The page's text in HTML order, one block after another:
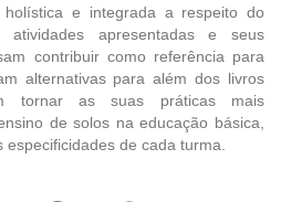
holística e integrada a respeito do
apresentadas e seus
contribuir como referência para
alternativas para além dos livros
tornar as suas práticas mais
de solos na educação básica,
de cada turma.